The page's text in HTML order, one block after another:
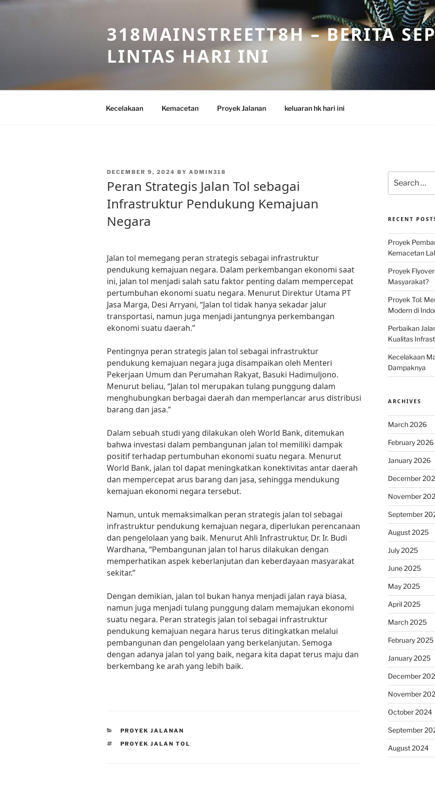
Skip
318MAINSTREETT8H – BERITA
LINTAS HARI INI
Kecelakaan Kemacetan Proyek Jalanan keluaran hk hari ini
POSTED
DECEMBER 9, 2024 BY ADMIN318
Peran Strategis Jalan Tol sebagai
Infrastruktur Pendukung Kemajuan
Negara
Jalan tol memegang peran strategis sebagai infrastruktur
pendukung kemajuan negara. Dalam perkembangan ekonomi saat
ini, jalan tol menjadi salah satu faktor penting dalam mempercepat
pertumbuhan ekonomi suatu negara. Menurut Direktur Utama PT
Jasa Marga, Desi Arryani, “Jalan tol tidak hanya sekadar jalur
transportasi, namun juga menjadi jantungnya perkembangan
ekonomi suatu daerah.”
Pentingnya peran strategis jalan tol sebagai infrastruktur
pendukung kemajuan negara juga disampaikan oleh Menteri
Pekerjaan Umum dan Perumahan Rakyat, Basuki Hadimuljono.
Menurut beliau, “Jalan tol merupakan tulang punggung dalam
menghubungkan berbagai daerah dan memperlancar arus distribusi
barang dan jasa.”
Dalam sebuah studi yang dilakukan oleh World Bank, ditemukan
bahwa investasi dalam pembangunan jalan tol memiliki dampak
positif terhadap pertumbuhan ekonomi suatu negara. Menurut
World Bank, jalan tol dapat meningkatkan konektivitas antar daerah
dan mempercepat arus barang dan jasa, sehingga mendukung
kemajuan ekonomi negara tersebut.
Namun, untuk memaksimalkan peran strategis jalan tol sebagai
infrastruktur pendukung kemajuan negara, diperlukan perencanaan
dan pengelolaan yang baik. Menurut Ahli Infrastruktur, Dr. Ir. Budi
Wardhana, “Pembangunan jalan tol harus dilakukan dengan
memperhatikan aspek keberlanjutan dan keberdayaan masyarakat
sekitar.”
Dengan demikian, jalan tol bukan hanya menjadi jalan raya biasa,
namun juga menjadi tulang punggung dalam memajukan ekonomi
suatu negara. Peran strategis jalan tol sebagai infrastruktur
pendukung kemajuan negara harus terus ditingkatkan melalui
pembangunan dan pengelolaan yang berkelanjutan. Semoga
dengan adanya jalan tol yang baik, negara kita dapat terus maju dan
berkembang ke arah yang lebih baik.
CATEGORIES
PROYEK JALANAN
TAGS
PROYEK JALAN TOL
for:
RECENT
Proyek
Kemacetan
Proyek
Masyarakat?
Proyek Tol:
Modern di
Perbaikan
Kualitas
Kecelakaan
Dampaknya
ARCHIVES
March 2026
February 2026
January 2026
December
November
September
August 2025
July 2025
June 2025
May 2025
April 2025
March 2025
February 2025
January 2025
December
November
October 2024
September
August 2024